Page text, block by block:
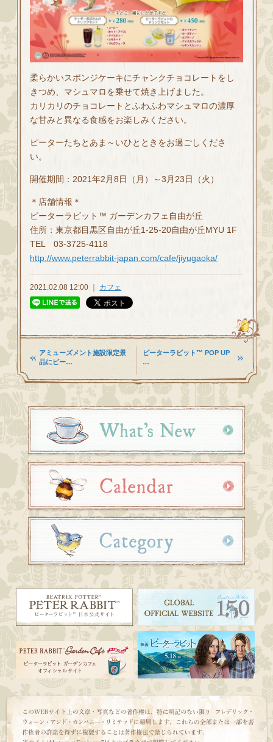
柔らかいスポンジケーキにチャンクチョコレートをし
きつめ、マシュマロを乗せて焼き上げました。
カリカリのチョコレートとふわふわマシュマロの濃厚
な甘みと異なる食感をお楽しみください。
ピーターたちとあま～いひとときをお過ごしくださ
い。
開催期間：2021年2月8日（月）～3月23日（火）
＊店舗情報＊
ピーターラビット™ ガーデンカフェ自由が丘
住所：東京都目黒区自由が丘1-25-20自由が丘MYU 1F
TEL 03-3725-4118
http://www.peterrabbit-japan.com/cafe/jiyugaoka/
2021.02.08 12:00 ｜ カフェ
アミューズメント施設限定景
品にピー…
ピーターラビット™ POP UP
…